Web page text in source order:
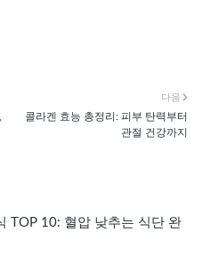
다음
콜라겐 효능 총정리: 피부 탄력부터
관절 건강까지
TOP 10: 혈압 낮추는 식단 완